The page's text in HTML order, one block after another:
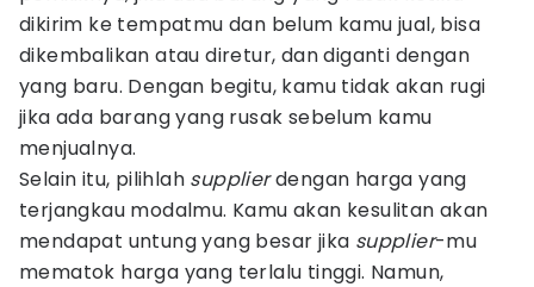
dikirim ke tempatmu dan belum kamu jual, bisa
dikembalikan atau diretur, dan diganti dengan
yang baru. Dengan begitu, kamu tidak akan rugi
jika ada barang yang rusak sebelum kamu
menjualnya.
Selain itu, pilihlah supplierdengan harga yang
terjangkau modalmu. Kamu akan kesulitan akan
mendapat untung yang besar jika supplier-mu
mematok harga yang terlalu tinggi. Namun,